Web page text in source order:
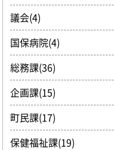
議会(4)
国保病院(4)
総務課(36)
企画課(15)
町民課(17)
保健福祉課(19)